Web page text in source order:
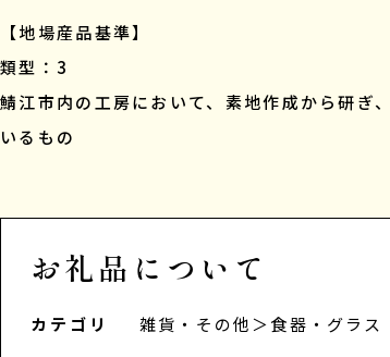
【地場産品基準】
類型：3
鯖江市内の工房において、素地作成から研ぎ
いるもの
お礼品について
カテゴリ 雑貨・その他 ＞食器・グラス